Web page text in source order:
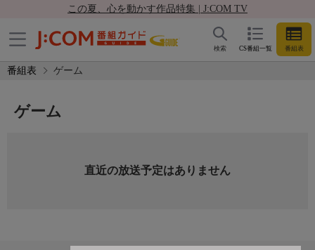
この夏、心を動かす作品特集 | J:COM TV
CS番組一覧 番組表
検索
番組表 ゲーム
ゲーム
直近の放送予定はありません